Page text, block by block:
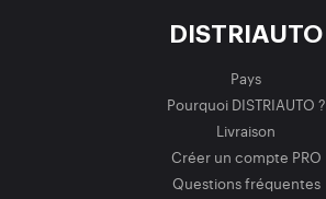
DISTRIAUTO
Pays
Pourquoi DISTRIAUTO ?
Livraison
Créer un compte PRO
Questions fréquentes